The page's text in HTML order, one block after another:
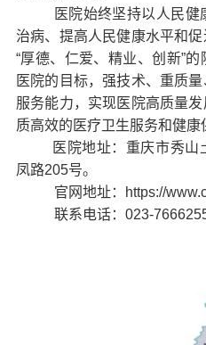
医院始终坚持以人民健
治病、提高人民健康水平和促
“厚德、仁爱、精业、创新”的
医院的目标，强技术、重质
服务能力，实现医院高质量
质高效的医疗卫生服务和健康
医院地址：重庆市秀山
凤路205号。
官网地址：https://
联系电话： 023-